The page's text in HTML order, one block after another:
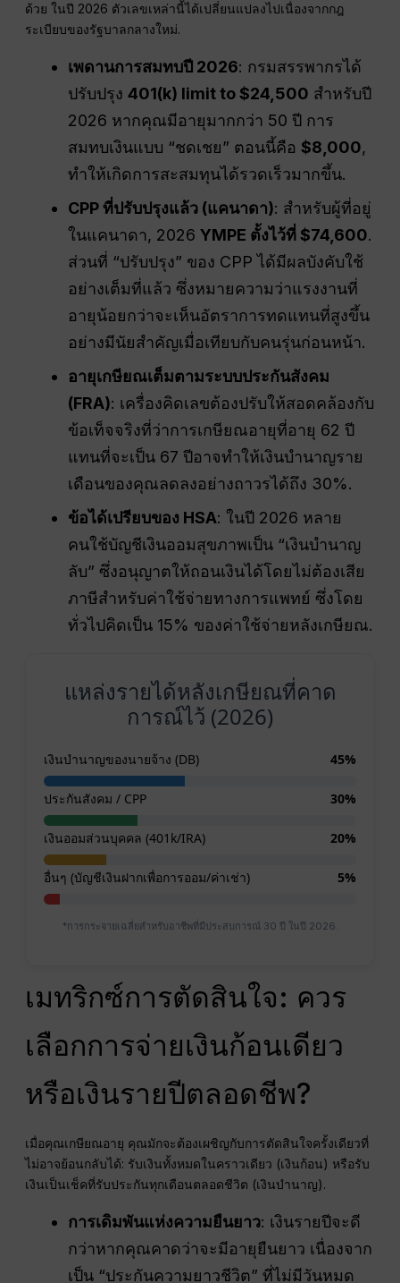
ด้วย ในปี 2026 ตัวเลขเหล่านี้ได้เปลี่ยนแปลงไปเนื่องจากกฎ
ระเบียบของรัฐบาลกลางใหม่.
เพดานการสมทบปี 2026: กรมสรรพากรได้
ปรับปรุง401(k) limit to $24,500 สำหรับปี
2026 หากคุณมีอายุมากกว่า 50 ปี การ
สมทบเงินแบบ “ชดเชย” ตอนนี้คือ$8,000,
ทำให้เกิดการสะสมทุนได้รวดเร็วมากขึ้น.
CPP ที่ปรับปรุงแล้ว (แคนาดา): สำหรับผู้ที่อยู่
ในแคนาดา, 2026YMPE ตั้งไว้ที่ $74,600.
ส่วนที่ “ปรับปรุง” ของ CPP ได้มีผลบังคับใช้
อย่างเต็มที่แล้ว ซึ่งหมายความว่าแรงงานที่
อายุน้อยกว่าจะเห็นอัตราการทดแทนที่สูงขึ้น
อย่างมีนัยสำคัญเมื่อเทียบกับคนรุ่นก่อนหน้า.
อายุเกษียณเต็มตามระบบประกันสังคม
(FRA): เครื่องคิดเลขต้องปรับให้สอดคล้องกับ
ข้อเท็จจริงที่ว่าการเกษียณอายุที่อายุ 62 ปี
แทนที่จะเป็น 67 ปีอาจทำให้เงินบำนาญราย
เดือนของคุณลดลงอย่างถาวรได้ถึง 30%.
ข้อได้เปรียบของ HSA: ในปี 2026 หลาย
คนใช้บัญชีเงินออมสุขภาพเป็น “เงินบำนาญ
ลับ” ซึ่งอนุญาตให้ถอนเงินได้โดยไม่ต้องเสีย
ภาษีสำหรับค่าใช้จ่ายทางการแพทย์ ซึ่งโดย
ทั่วไปคิดเป็น 15% ของค่าใช้จ่ายหลังเกษียณ.
แหล่งรายได้หลังเกษียณที่คาด
การณ์ไว้ (2026)
เงินบำนาญของนายจ้าง (DB) 45%
ประกันสังคม / CPP 30%
เงินออมส่วนบุคคล (401k/IRA) 20%
อื่นๆ (บัญชีเงินฝากเพื่อการออม/ค่าเช่า) 5%
*การกระจายเฉลี่ยสำหรับอาชีพที่มีประสบการณ์ 30 ปี ในปี 2026.
เมทริกซ์การตัดสินใจ: ควร
เลือกการจ่ายเงินก้อนเดียว
หรือเงินรายปีตลอดชีพ?
เมื่อคุณเกษียณอายุ คุณมักจะต้องเผชิญกับการตัดสินใจครั้งเดียวที่
ไม่อาจย้อนกลับได้: รับเงินทั้งหมดในคราวเดียว (เงินก้อน) หรือรับ
เงินเป็นเช็คที่รับประกันทุกเดือนตลอดชีวิต (เงินบำนาญ).
การเดิมพันแห่งความยืนยาว: เงินรายปีจะดี
กว่าหากคุณคาดว่าจะมีอายุยืนยาว เนื่องจาก
เป็น “ประกันความยาวชีวิต” ที่ไม่มีวันหมด